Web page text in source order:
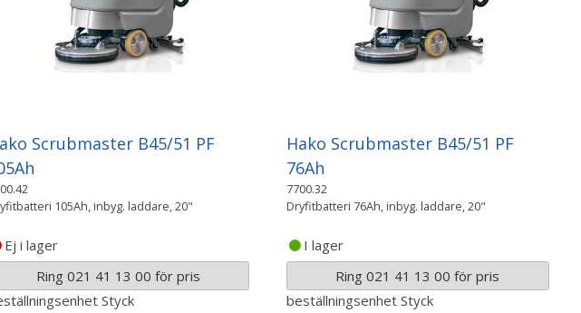
Scrubmaster B45/51 PF
105Ah, inbyg. laddare, 20"
Ej i lager
Ring 021 41 13 00 för pris
Styck
Hako Scrubmaster B45/51 PF
76Ah
7700.32
Dryfitbatteri 76Ah, inbyg. laddare, 20"
I lager
Ring 021 41 13 00 för pris
beställningsenhet Styck